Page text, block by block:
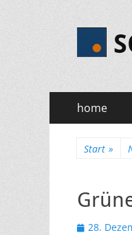
Menü
Zum
Inhalt
home
Start »
28.